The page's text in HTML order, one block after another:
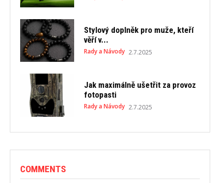
Stylový doplněk pro muže, kteří
věří v...
Rady a Návody 2.7.2025
Jak maximálně ušetřit za provoz
fotopasti
Rady a Návody 2.7.2025
COMMENTS